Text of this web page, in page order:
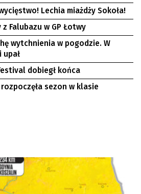
Lechia miażdży Sokoła!
Falubazu w GP Łotwy
wytchnienia w pogodzie. W
upał
dobiegł końca
sezon w klasie